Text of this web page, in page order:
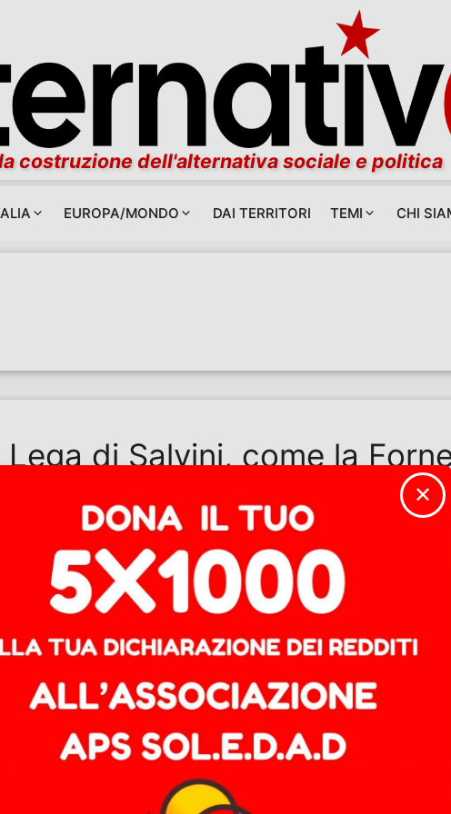
costruzione dell'alternativa sociale e politica
EUROPA/MONDO DAI TERRITORI TEMI CHI
di Salvini, come la
balloon d’essai populisti della Lega sulle pensioni: il
si nascondono altrettanti imbrogli. Il primo sarebbe la
✕